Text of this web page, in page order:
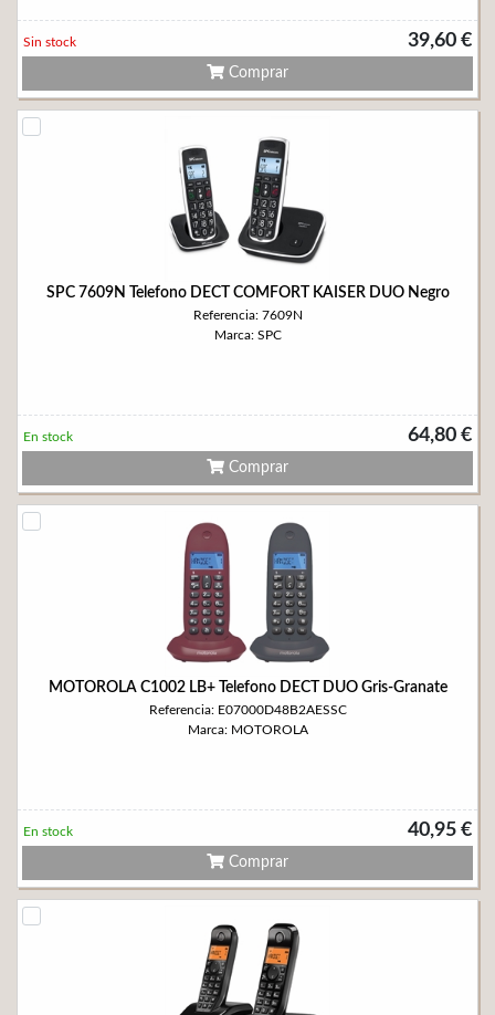
39,60 €
Sin stock
Comprar
SPC 7609N Telefono DECT COMFORT KAISER DUO Negro
Referencia: 7609N
Marca: SPC
64,80 €
En stock
Comprar
MOTOROLA C1002 LB+ Telefono DECT DUO Gris-Granate
Referencia: E07000D48B2AESSC
Marca: MOTOROLA
40,95 €
En stock
Comprar